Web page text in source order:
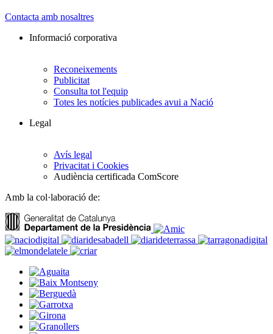
Contacta amb nosaltres
Informació corporativa
Reconeixements
Publicitat
Consulta tot l'equip
Totes les notícies publicades avui a Nació
Legal
Avís legal
Privacitat i Cookies
Audiència certificada ComScore
Amb la col·laboració de: